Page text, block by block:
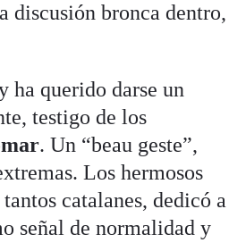
discusión bronca dentro,
ha querido darse un
testigo de los
. Un “beau geste”,
Los hermosos
catalanes, dedicó a
señal de normalidad y